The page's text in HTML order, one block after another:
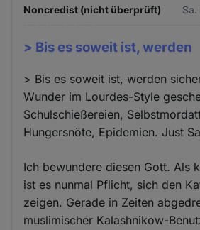
Noncredist (nicht überprüft)
> Bis es soweit ist, werden
> Bis es soweit ist, werden
Wunder im Lourdes-Style
Schulschießereien,
Hungersnöte, Epidemien. Just
Ich bewundere diesen Gott. Als
ist es nunmal Pflicht, sich den
zeigen. Gerade in Zeiten
muslimischer Kalashnikow-